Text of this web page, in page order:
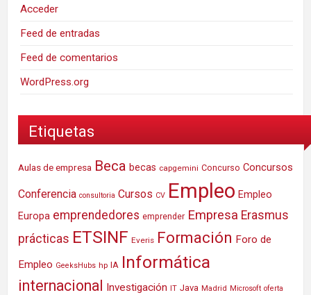
Acceder
Feed de entradas
Feed de comentarios
WordPress.org
Etiquetas
Aulas de empresa Beca becas capgemini Concurso Concursos
Conferencia consultoria Cursos CV Empleo Empleo
Europa emprendedores emprender Empresa Erasmus
prácticas ETSINF Everis Formación Foro de
Empleo GeeksHubs hp IA Informática
internacional Investigación IT Java Madrid Microsoft oferta